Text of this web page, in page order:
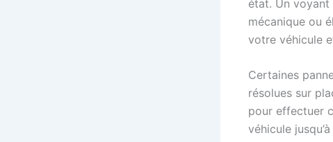
état. Un
mécanique ou
votre véhicule
Certaines
résolues sur
pour effectuer
véhicule